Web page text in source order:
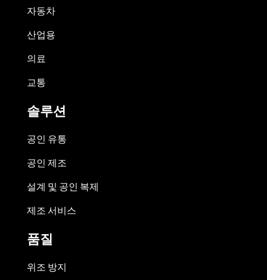
자동차
산업용
의료
교통
솔루션
공인 유통
공인 제조
설계 및 공인 복제
제조 서비스
품질
위조 방지